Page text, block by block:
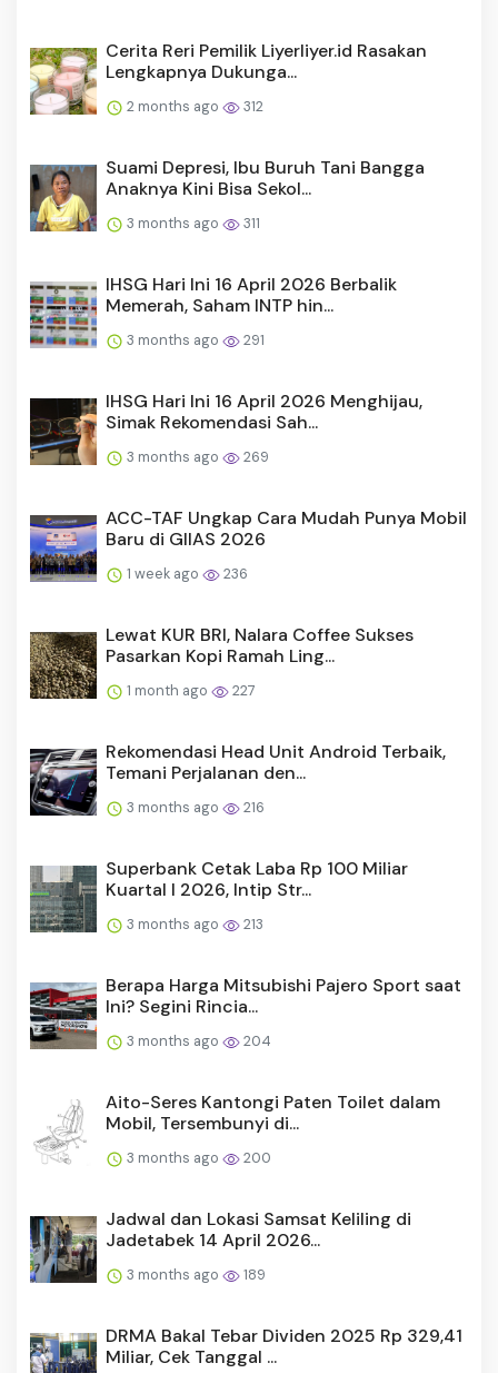
Cerita Reri Pemilik Liyerliyer.id Rasakan
Lengkapnya Dukunga...
2 months ago 312
Suami Depresi, Ibu Buruh Tani Bangga
Anaknya Kini Bisa Sekol...
3 months ago 311
IHSG Hari Ini 16 April 2026 Berbalik
Memerah, Saham INTP hin...
3 months ago 291
IHSG Hari Ini 16 April 2026 Menghijau,
Simak Rekomendasi Sah...
3 months ago 269
ACC-TAF Ungkap Cara Mudah Punya Mobil
Baru di GIIAS 2026
1 week ago 236
Lewat KUR BRI, Nalara Coffee Sukses
Pasarkan Kopi Ramah Ling...
1 month ago 227
Rekomendasi Head Unit Android Terbaik,
Temani Perjalanan den...
3 months ago 216
Superbank Cetak Laba Rp 100 Miliar
Kuartal I 2026, Intip Str...
3 months ago 213
Berapa Harga Mitsubishi Pajero Sport saat
Ini? Segini Rincia...
3 months ago 204
Aito-Seres Kantongi Paten Toilet dalam
Mobil, Tersembunyi di...
3 months ago 200
Jadwal dan Lokasi Samsat Keliling di
Jadetabek 14 April 2026...
3 months ago 189
DRMA Bakal Tebar Dividen 2025 Rp 329,41
Miliar, Cek Tanggal ...